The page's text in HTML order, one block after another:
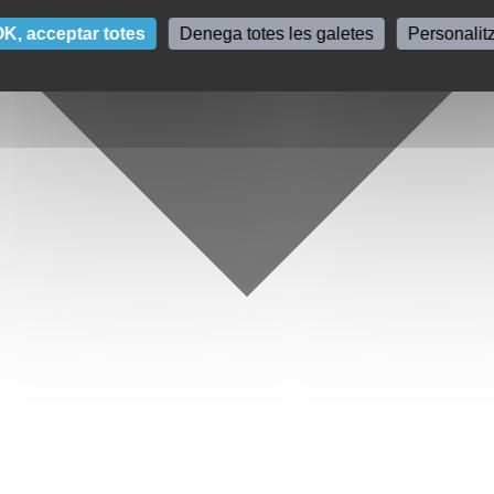
acceptar totes Denega totes les galetes